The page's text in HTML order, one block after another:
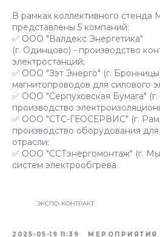
В рамках коллективного стенда
представлены 5 компаний:
✅ ООО "Валдекс Энергетика"
(г. Одинцово) - производство
электростанций;
✅ ООО "Зэт Энерго" (г.
магнитопроводов для силового
✅ ООО "Серпуховская Бумага"
производство
✅ ООО "СТС-ГЕОСЕРВИС" (г.
производство оборудования
отрасли;
✅ ООО "ССТэнергомонтаж" (г.
систем электрообгрева.
ЭКСПО-КОНТРАКТ
2025-05-19 11:39 МЕРОПРИЯТИЯ